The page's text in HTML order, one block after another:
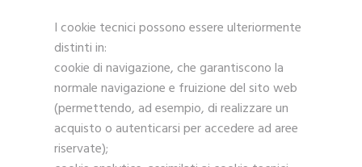
I cookie tecnici possono essere ulteriormente
distinti in:
cookie di navigazione, che garantiscono la
normale navigazione e fruizione del sito web
(permettendo, ad esempio, di realizzare un
acquisto o autenticarsi per accedere ad aree
riservate);